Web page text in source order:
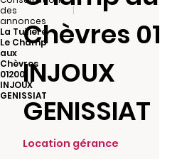
des
annonces
|
La Tuilière
Le Champ
aux
Chèvres
01200
INJOUX
GENISSIAT
Chèvres
INJOUX
GENISSIAT
Location gérance